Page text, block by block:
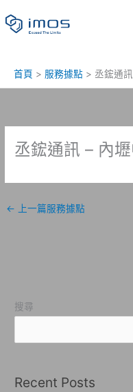
至
首頁 服務據點 丞鋐通
丞鋐通訊 – 內
← 上一篇服務據點
搜尋
Recent Posts